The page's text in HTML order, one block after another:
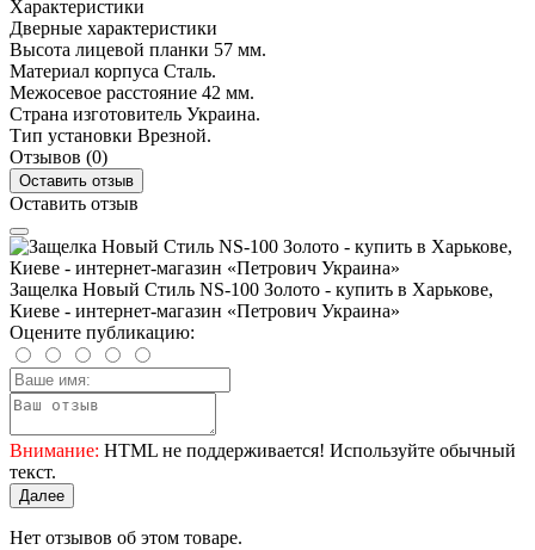
Характеристики
Дверные характеристики
Высота лицевой планки 57 мм.
Материал корпуса Сталь.
Межосевое расстояние 42 мм.
Страна изготовитель Украина.
Тип установки Врезной.
Отзывов (0)
Оставить отзыв
Оставить отзыв
Защелка Новый Стиль NS-100 Золото - купить в Харькове,
Киеве - интернет-магазин «Петрович Украина»
Оцените публикацию:
Внимание: HTML не поддерживается! Используйте обычный
текст.
Далее
Нет отзывов об этом товаре.